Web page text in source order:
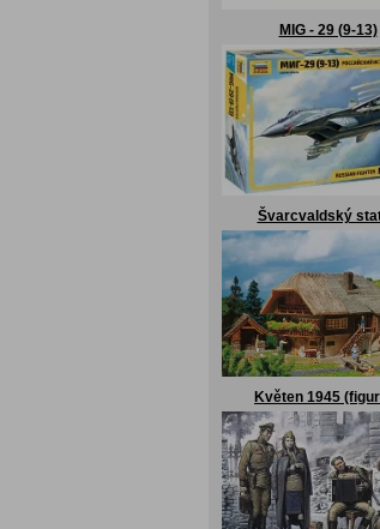
MIG - 29 (9-13)
Švarcvaldský
Květen 1945